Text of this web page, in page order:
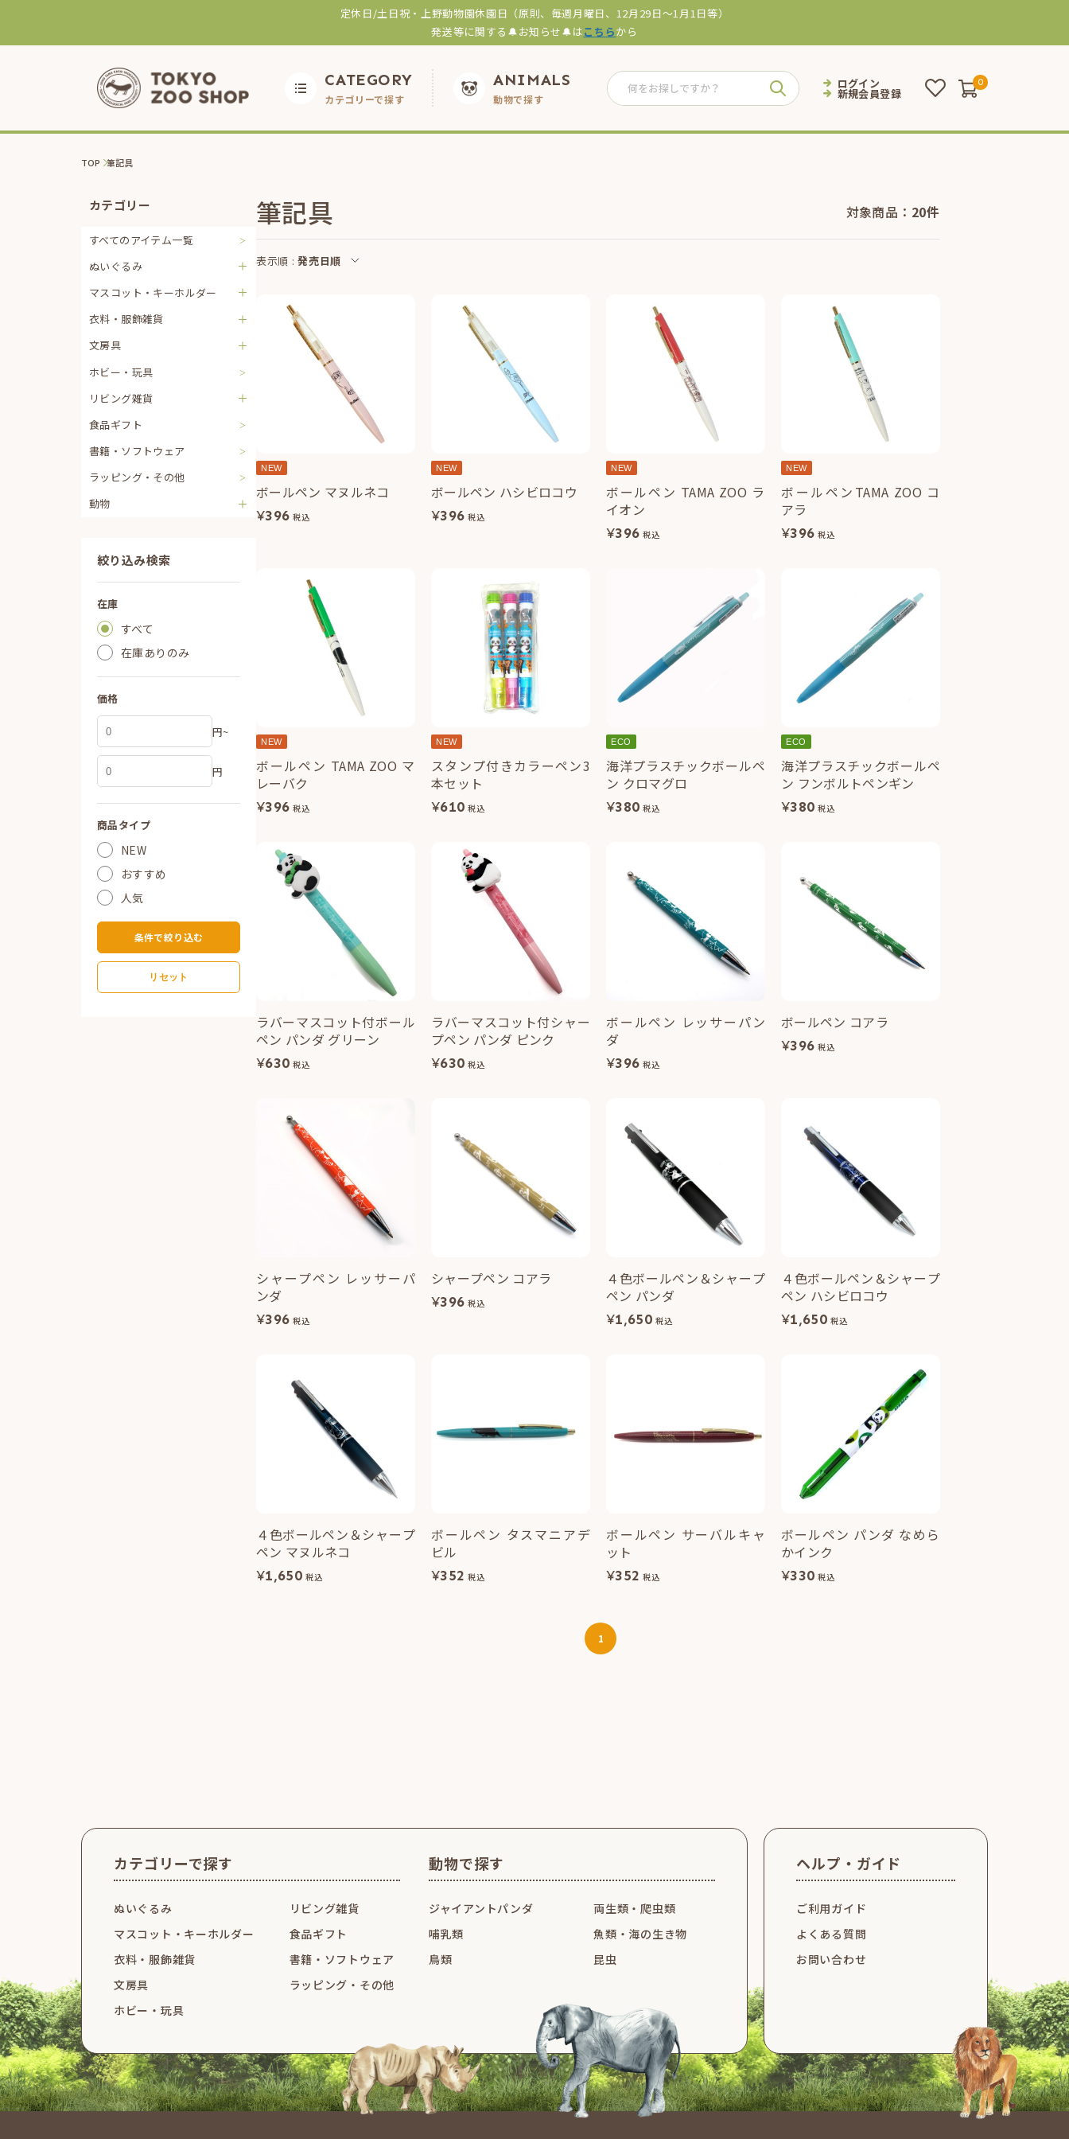
定休日/土日祝・上野動物園休園日（原則、毎週月曜日、12月29日～1月1日等）
発送等に関する🔔お知らせ🔔はこちらから
CATEGORY
カテゴリーで探す
ANIMALS
動物で探す
ログイン
新規会員登録
0
TOP 筆記具
カテゴリー
すべてのアイテム一覧
ぬいぐるみ
マスコット・キーホルダー
衣料・服飾雑貨
文房具
ホビー・玩具
リビング雑貨
食品ギフト
書籍・ソフトウェア
ラッピング・その他
動物
絞り込み検索
在庫
すべて
在庫ありのみ
価格
円~
円
商品タイプ
NEW
おすすめ
人気
条件で絞り込む
リセット
筆記具 対象商品： 20件
表示順 : 発売日順
NEW
ボールペン マヌルネコ
¥396 税込
NEW
ボールペン ハシビロコウ
¥396 税込
NEW
ボールペン TAMA ZOO ラ
イオン
¥396 税込
NEW
ボールペンTAMA ZOO コ
アラ
¥396 税込
NEW
ボールペン TAMA ZOO マ
レーバク
¥396 税込
NEW
スタンプ付きカラーペン3
本セット
¥610 税込
ECO
海洋プラスチックボールペ
ン クロマグロ
¥380 税込
ECO
海洋プラスチックボールペ
ン フンボルトペンギン
¥380 税込
ラバーマスコット付ボール
ペン パンダ グリーン
¥630 税込
ラバーマスコット付シャー
プペン パンダ ピンク
¥630 税込
ボールペン レッサーパン
ダ
¥396 税込
ボールペン コアラ
¥396 税込
シャープペン レッサーパ
ンダ
¥396 税込
シャープペン コアラ
¥396 税込
４色ボールペン＆シャープ
ペン パンダ
¥1,650 税込
４色ボールペン＆シャープ
ペン ハシビロコウ
¥1,650 税込
４色ボールペン＆シャープ
ペン マヌルネコ
¥1,650 税込
ボールペン タスマニアデ
ビル
¥352 税込
ボールペン サーバルキャ
ット
¥352 税込
ボールペン パンダ なめら
かインク
¥330 税込
1
カテゴリーで探す
ぬいぐるみ
マスコット・ キーホルダー
衣料・服飾雑貨
文房具
ホビー・玩具
リビング雑貨
食品ギフト
書籍・ソフトウェア
ラッピング・その他
動物で探す
ジャイアントパンダ
哺乳類
鳥類
両生類・爬虫類
魚類・海の生き物
昆虫
ヘルプ・ガイド
ご利用ガイド
よくある質問
お問い合わせ